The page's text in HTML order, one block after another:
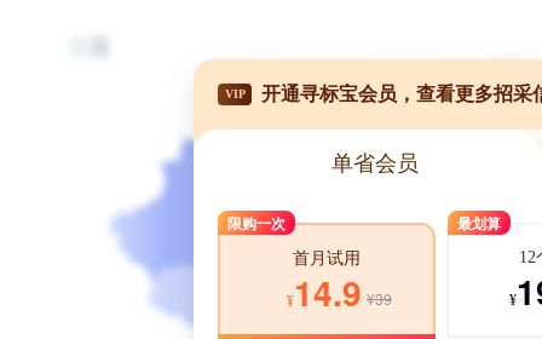
VIP 开通寻标宝会员，查看更多招采
单省会员
限购一次
首月试用
¥14.9 ¥39
最划算
12
¥